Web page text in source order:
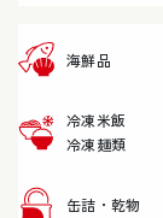
海鮮品
冷凍米飯
冷凍麺類
缶詰・乾物